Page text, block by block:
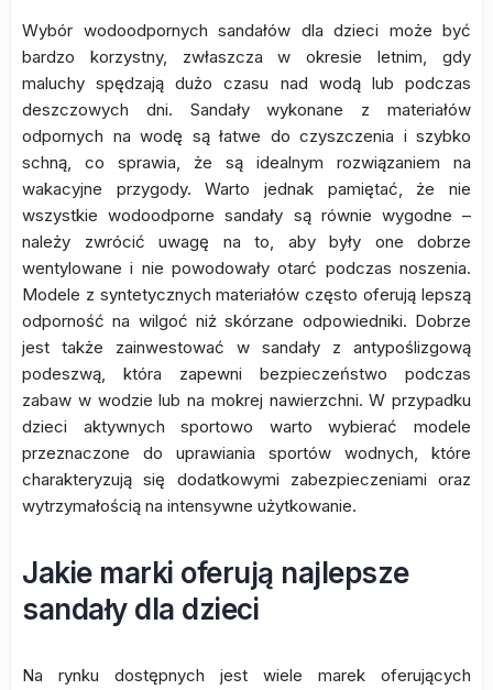
Wybór wodoodpornych sandałów dla dzieci może być
bardzo korzystny, zwłaszcza w okresie letnim, gdy
maluchy spędzają dużo czasu nad wodą lub podczas
deszczowych dni. Sandały wykonane z materiałów
odpornych na wodę są łatwe do czyszczenia i szybko
schną, co sprawia, że są idealnym rozwiązaniem na
wakacyjne przygody. Warto jednak pamiętać, że nie
wszystkie wodoodporne sandały są równie wygodne –
należy zwrócić uwagę na to, aby były one dobrze
wentylowane i nie powodowały otarć podczas noszenia.
Modele z syntetycznych materiałów często oferują lepszą
odporność na wilgoć niż skórzane odpowiedniki. Dobrze
jest także zainwestować w sandały z antypoślizgową
podeszwą, która zapewni bezpieczeństwo podczas
zabaw w wodzie lub na mokrej nawierzchni. W przypadku
dzieci aktywnych sportowo warto wybierać modele
przeznaczone do uprawiania sportów wodnych, które
charakteryzują się dodatkowymi zabezpieczeniami oraz
wytrzymałością na intensywne użytkowanie.
Jakie marki oferują najlepsze
sandały dla dzieci
Na rynku dostępnych jest wiele marek oferujących